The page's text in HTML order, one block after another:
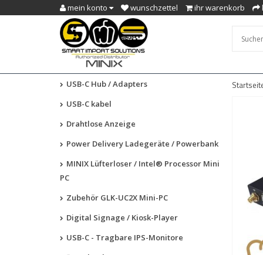
mein konto wunschzettel ihr warenkorb
USB-C Hub / Adapters
USB-C kabel
Drahtlose Anzeige
Power Delivery Ladegeräte / Powerbank
MINIX Lüfterloser / Intel® Processor Mini
PC
Zubehör GLK-UC2X Mini-PC
Digital Signage / Kiosk-Player
USB-C - Tragbare IPS-Monitore